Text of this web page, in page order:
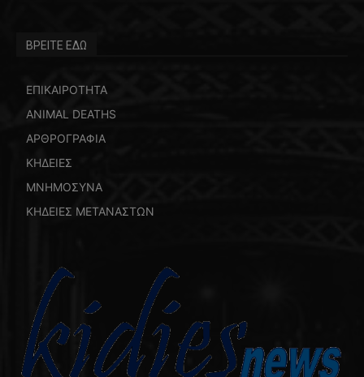
ΒΡΕΙΤΕ ΕΔΩ
ΕΠΙΚΑΙΡΟΤΗΤΑ
ANIMAL DEATHS
ΑΡΘΡΟΓΡΑΦΙΑ
ΚΗΔΕΙΕΣ
ΜΝΗΜΟΣΥΝΑ
ΚΗΔΕΙΕΣ ΜΕΤΑΝΑΣΤΩΝ